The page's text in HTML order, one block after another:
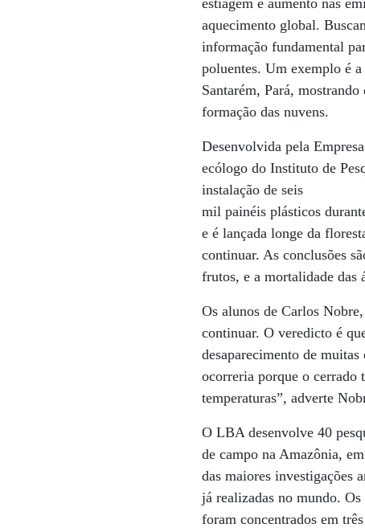
estiagem e aumento nas
aquecimento global.
informação fundamental
poluentes. Um exemplo é
Santarém, Pará,
formação das nuvens.
Desenvolvida pela
ecólogo do Instituto de
instalação de seis
mil painéis plásticos
e é lançada longe da
continuar. As conclusões
frutos, e a mortalidade das
Os alunos de Carlos
continuar. O veredicto é
desaparecimento de
ocorreria porque o cerrado
temperaturas”, adverte
O LBA desenvolve 40
de campo na Amazônia,
das maiores investigações
já realizadas no mundo. Os
foram concentrados em